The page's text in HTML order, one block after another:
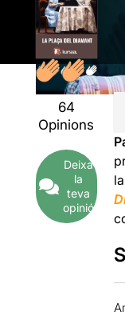
64
Opinions
Deixa
la
teva
opinió